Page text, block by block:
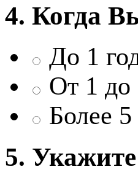
4. Когда
До 1
От 1 до
Более 5
5.